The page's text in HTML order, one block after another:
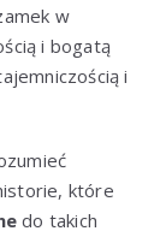
w
i bogatą
i
które
do takich